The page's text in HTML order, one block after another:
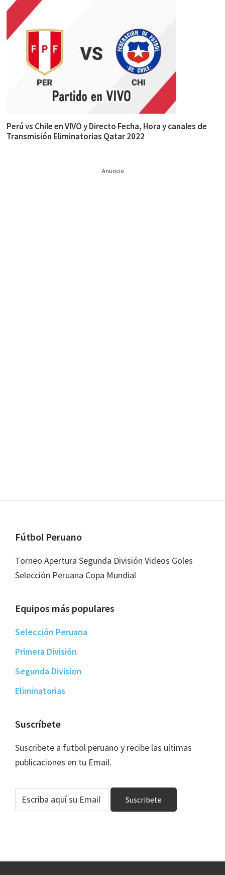
Perú vs Chile en VIVO y Directo Fecha, Hora y canales de
Transmisión Eliminatorias Qatar 2022
Anuncio
Footer
Fútbol Peruano
Torneo Apertura Segunda División Videos Goles
Selección Peruana Copa Mundial
Equipos más populares
Selección Peruana
Primera División
Segunda Division
Eliminatorias
Suscríbete
Suscribete a futbol peruano y recibe las ultimas
publicaciones en tu Email.